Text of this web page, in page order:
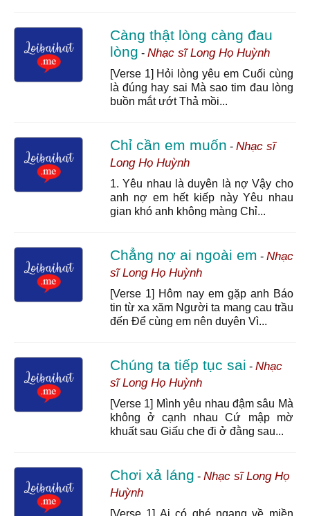
Càng thật lòng càng đau
lòng - Nhạc sĩ Long Họ Huỳnh
[Verse 1] Hỏi lòng yêu em Cuối cùng
là đúng hay sai Mà sao tim đau lòng
buồn mắt ướt Thả mồi...
Chỉ cần em muốn - Nhạc sĩ
Long Họ Huỳnh
1. Yêu nhau là duyên là nợ Vậy cho
anh nợ em hết kiếp này Yêu nhau
gian khó anh không màng Chỉ...
Chẳng nợ ai ngoài em - Nhạc
sĩ Long Họ Huỳnh
[Verse 1] Hôm nay em gặp anh Báo
tin từ xa xăm Người ta mang cau trầu
đến Để cùng em nên duyên Vì...
Chúng ta tiếp tục sai - Nhạc
sĩ Long Họ Huỳnh
[Verse 1] Mình yêu nhau đậm sâu Mà
không ở cạnh nhau Cứ mập mờ
khuất sau Giấu che đi ở đằng sau...
Chơi xả láng - Nhạc sĩ Long Họ
Huỳnh
[Verse 1] Ai có ghé ngang về miền